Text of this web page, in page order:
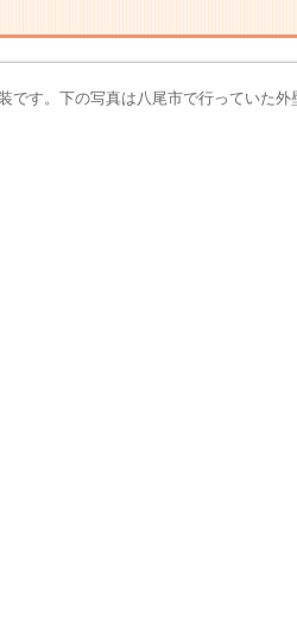
す。下の写真は八尾市で行っていた外